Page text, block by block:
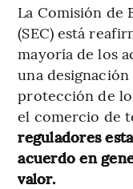
La Comisión de
(SEC) está
mayoría de los
una
protección de
el comercio de
reguladores
acuerdo en
valor.